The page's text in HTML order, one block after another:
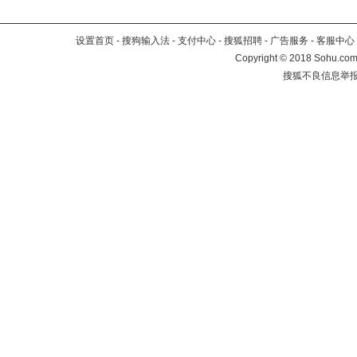
设置首页 - 搜狗输入法 - 支付中心 - 搜狐招聘 - 广告服务 - 客服中心
Copyright©2018
搜狐不良信息举